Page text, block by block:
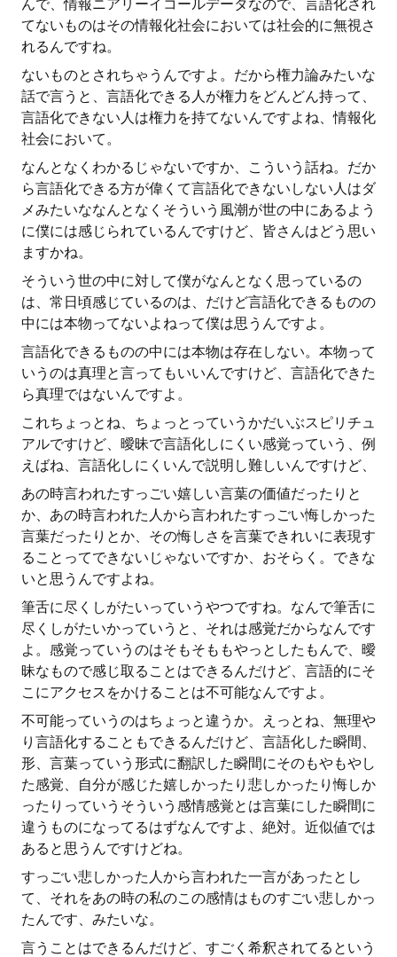
んで、情報ニアリーイコールデータなので、言語化され
てないものはその情報化社会においては社会的に無視さ
れるんですね。
ないものとされちゃうんですよ。だから権力論みたいな
話で言うと、言語化できる人が権力をどんどん持って、
言語化できない人は権力を持てないんですよね、情報化
社会において。
なんとなくわかるじゃないですか、こういう話ね。だか
ら言語化できる方が偉くて言語化できないしない人はダ
メみたいななんとなくそういう風潮が世の中にあるよう
に僕には感じられているんですけど、皆さんはどう思い
ますかね。
そういう世の中に対して僕がなんとなく思っているの
は、常日頃感じているのは、だけど言語化できるものの
中には本物ってないよねって僕は思うんですよ。
言語化できるものの中には本物は存在しない。本物って
いうのは真理と言ってもいいんですけど、言語化できた
ら真理ではないんですよ。
これちょっとね、ちょっとっていうかだいぶスピリチュ
アルですけど、曖昧で言語化しにくい感覚っていう、例
えばね、言語化しにくいんで説明し難しいんですけど、
あの時言われたすっごい嬉しい言葉の価値だったりと
か、あの時言われた人から言われたすっごい悔しかった
言葉だったりとか、その悔しさを言葉できれいに表現す
ることってできないじゃないですか、おそらく。できな
いと思うんですよね。
筆舌に尽くしがたいっていうやつですね。なんで筆舌に
尽くしがたいかっていうと、それは感覚だからなんです
よ。感覚っていうのはそもそももやっとしたもんで、曖
昧なもので感じ取ることはできるんだけど、言語的にそ
こにアクセスをかけることは不可能なんですよ。
不可能っていうのはちょっと違うか。えっとね、無理や
り言語化することもできるんだけど、言語化した瞬間、
形、言葉っていう形式に翻訳した瞬間にそのもやもやし
た感覚、自分が感じた嬉しかったり悲しかったり悔しか
ったりっていうそういう感情感覚とは言葉にした瞬間に
違うものになってるはずなんですよ、絶対。近似値では
あると思うんですけどね。
すっごい悲しかった人から言われた一言があったとし
て、それをあの時の私のこの感情はものすごい悲しかっ
たんです、みたいな。
言うことはできるんだけど、すごく希釈されてるという